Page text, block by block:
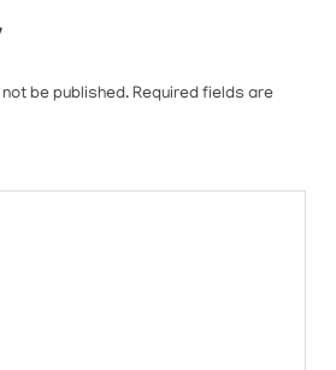
be published. Required fields are